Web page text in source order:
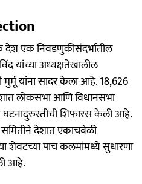
एक निवडणुकीसंदर्भातील
यांच्या अध्यक्षतेखालील
मुर्मू यांना सादर केला आहे. 18,626
लोकसभा आणि विधानसभा
शिफारस केली आहे.
समितीने देशात एकाचवेळी
शेवटच्या पाच कलमांमध्ये सुधारणा
आहे.